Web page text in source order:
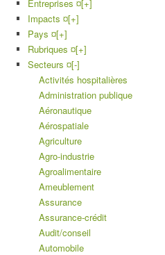
Entreprises ¤[+]
Impacts ¤[+]
Pays ¤[+]
Rubriques ¤[+]
Secteurs ¤[-]
Activités hospitalières
Administration publique
Aéronautique
Aérospatiale
Agriculture
Agro-industrie
Agroalimentaire
Ameublement
Assurance
Assurance-crédit
Audit/conseil
Automobile